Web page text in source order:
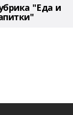
"Еда и